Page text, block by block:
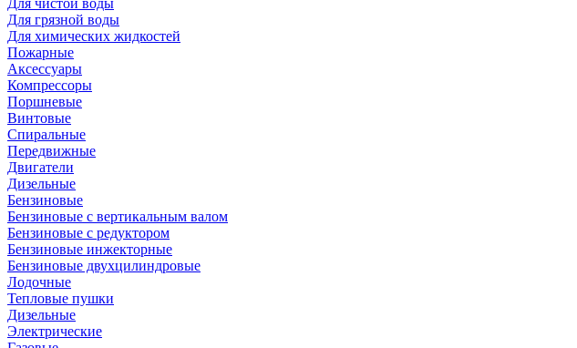
Для чистой воды
Для грязной воды
Для химических жидкостей
Пожарные
Аксессуары
Компрессоры
Поршневые
Винтовые
Спиральные
Передвижные
Двигатели
Дизельные
Бензиновые
Бензиновые с вертикальным валом
Бензиновые с редуктором
Бензиновые инжекторные
Бензиновые двухцилиндровые
Лодочные
Тепловые пушки
Дизельные
Электрические